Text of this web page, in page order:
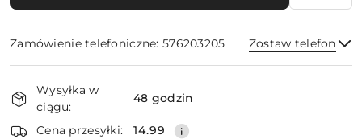
Zamówienie telefoniczne: 576203205 Zostaw telefon
Dostępność
i
dostawa
Wysyłka w
ciągu:
48 godzin
Cena przesyłki: 14.99